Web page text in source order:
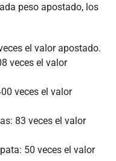
peso apostado, los
el valor apostado.
veces el valor
veces el valor
83 veces el valor
50 veces el valor